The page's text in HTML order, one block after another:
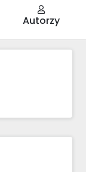
Autorzy